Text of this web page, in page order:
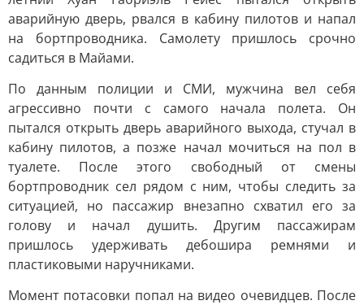
аварийную дверь, рвался в кабину пилотов и напал
на бортпроводника. Самолету пришлось срочно
садиться в Майами.
По данным полиции и СМИ, мужчина вел себя
агрессивно почти с самого начала полета. Он
пытался открыть дверь аварийного выхода, стучал в
кабину пилотов, а позже начал мочиться на пол в
туалете. После этого свободный от смены
бортпроводник сел рядом с ним, чтобы следить за
ситуацией, но пассажир внезапно схватил его за
голову и начал душить. Другим пассажирам
пришлось удерживать дебошира ремнями и
пластиковыми наручниками.
Момент потасовки попал на видео очевидцев. После